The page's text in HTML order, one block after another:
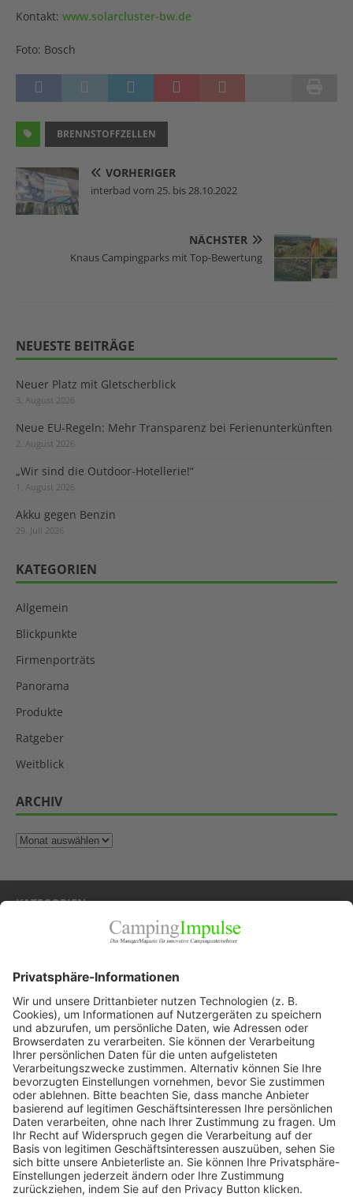
Kontakt: www.solarcluster-bw.de
Foto: Bosch
BRENNSTOFFZELLEN
VORHERIGER
interbad vom 25. bis 28.10.2022
NÄCHSTER
Knaus Campingparks mit Top-Bewertung
NEUESTE BEITRÄGE
Neuer Platz mit Gletscherblick
3. August 2026
Neue EU-Regeln: Mehr Transparenz bei Ferienunterkünften
2. August 2026
„Wir sind die Outdoor-Hotellerie!“
1. August 2026
Akku gegen Benzin
29. Juli 2026
KATEGORIEN
Allgemein
Blickpunkte
Firmenporträts
Panorama
Produkte
Ratgeber
Weitblick
ARCHIV
KATEGORIEN
Firmenporträts
Panorama
Produkte
Ratgeber
Weitblick
WEITERES AUS DEM VERLAG